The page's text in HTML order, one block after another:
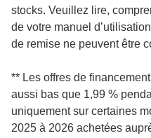
stocks. Veuillez lire,
de votre manuel
de remise ne peuvent être
** Les offres de
aussi bas que 1,99 %
uniquement sur certaines
2025 à 2026 achetées